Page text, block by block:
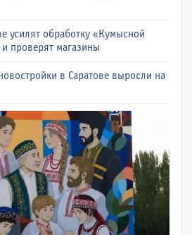
усилят обработку «Кумысной
проверят магазины
в Саратове выросли на